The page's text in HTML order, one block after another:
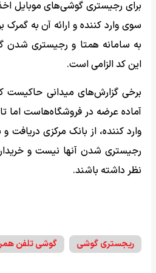
برای رجیستری گوشی‌های موبایل
سوی وارد کننده و ارائه آن به گمرک
به سامانه همتا و رجیستری شدن
این کد الزامی است.
برخی گزارش‌های میدانی حاکیست
آماده عرضه در فروشگاه‌هاست اما
وارد کننده، از بانک مرکزی دریافت
رجیستری شدن آنها نیست و
نظر داشته باشند.
ریجستری گوشی‌ گوشی تلفن